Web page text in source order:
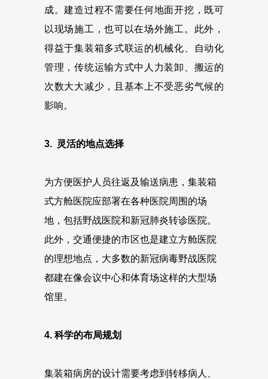
成。建造过程不需要任何地面开挖，既可
以现场施工，也可以在场外施工。此外，
得益于集装箱多式联运的机械化、自动化
管理，传统运输方式中人力装卸、搬运的
次数大大减少，且基本上不受恶劣气候的
影响。
3. 灵活的地点选择
为方便医护人员往返及输送病患，集装箱
式方舱医院应部署在各种医院周围的场
地，包括野战医院和新冠肺炎转诊医院。
此外，交通便捷的市区也是建立方舱医院
的理想地点，大多数的新冠病毒野战医院
都建在像会议中心和体育场这样的大型场
馆里。
4. 科学的布局规划
集装箱病房的设计需要考虑到转移病人、